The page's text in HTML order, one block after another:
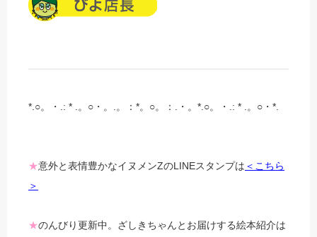
*.○。・.: * .。○・。.。：*。○。：.・。*.○。・.: * .。○・*.
★意外と表情豊かなイヌメンZのLINEスタンプは ＜こちら
＞
★のんびり更新中。ざしきちゃんとお届けする絵本紹介は